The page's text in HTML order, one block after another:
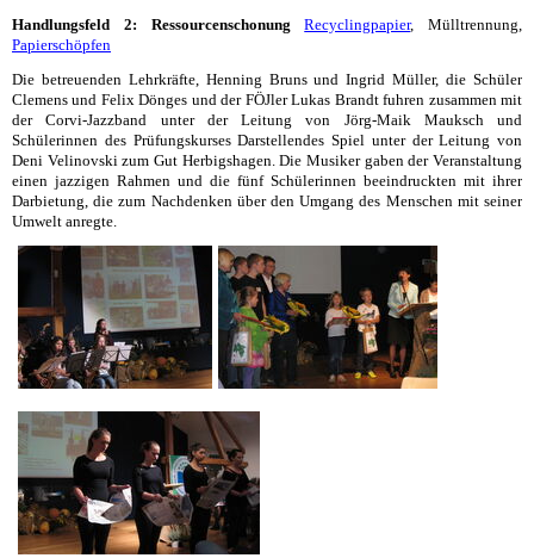
Handlungsfeld 2: Ressourcenschonung
Recyclingpapier, Mülltrennung,
Papierschöpfen
Die betreuenden Lehrkräfte, Henning Bruns und Ingrid Müller, die Schüler
Clemens und Felix Dönges und der FÖJler Lukas Brandt fuhren zusammen mit
der Corvi-Jazzband unter der Leitung von Jörg-Maik Mauksch und
Schülerinnen des Prüfungskurses Darstellendes Spiel unter der Leitung von
Deni Velinovski zum Gut Herbigshagen. Die Musiker gaben der Veranstaltung
einen jazzigen Rahmen und die fünf Schülerinnen beeindruckten mit ihrer
Darbietung, die zum Nachdenken über den Umgang des Menschen mit seiner
Umwelt anregte.